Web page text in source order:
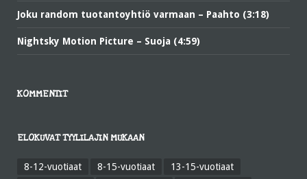
Joku random tuotantoyhtiö varmaan – Paahto (3:18)
Nightsky Motion Picture – Suoja (4:59)
KOMMENTIT
ELOKUVAT TYYLILAJIN MUKAAN
8-12-vuotiaat 8-15-vuotiaat
13-15-vuotiaat